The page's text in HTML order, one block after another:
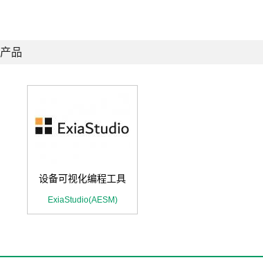
品
设备可视化编程工具
ExiaStudio(AESM)